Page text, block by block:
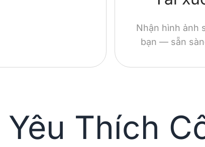
Nhận hình ảnh
bạn — sẵn
Thích